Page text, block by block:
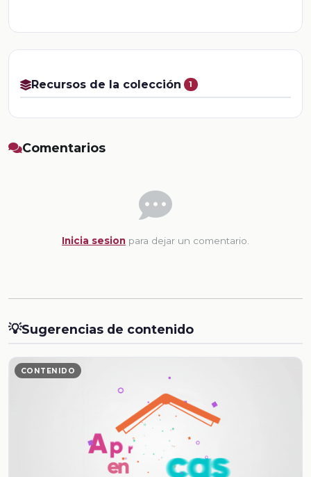
Recursos de la colección 1
Comentarios
Inicia sesion para dejar un comentario.
💡Sugerencias de contenido
CONTENIDO